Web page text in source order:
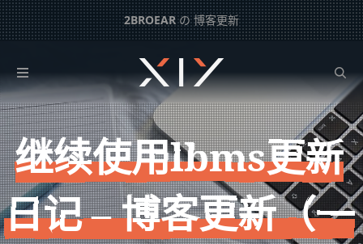
2BROEARの 博客更新
下一篇：服务器内存占用高 – 日常记事（一百一十三）
继续使用lbms更新
日记 – 博客更新（一